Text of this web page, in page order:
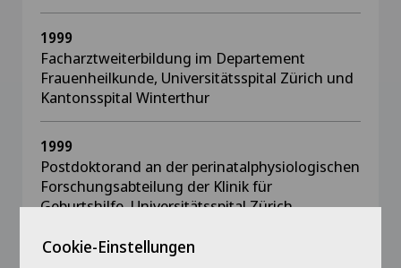
1999
Facharztweiterbildung im Departement
Frauenheilkunde, Universitätsspital Zürich und
Kantonsspital Winterthur
1999
Postdoktorand an der perinatalphysiologischen
Forschungsabteilung der Klinik für
Geburtshilfe, Universitätsspital Zürich
1998
Cookie-Einstellungen